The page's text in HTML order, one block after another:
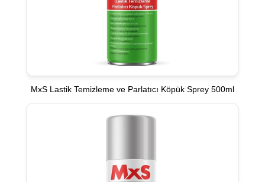
MxS Lastik Temizleme ve Parlatıcı Köpük Sprey 500ml